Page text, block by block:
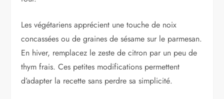
Les végétariens apprécient une touche de noix
concassées ou de graines de sésame sur le parmesan.
En hiver, remplacez le zeste de citron par un peu de
thym frais. Ces petites modifications permettent
d’adapter la recette sans perdre sa simplicité.